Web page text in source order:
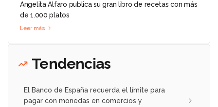
Angelita Alfaro publica su gran libro de recetas con más
de 1.000 platos
Leer más
Tendencias
El Banco de España recuerda el límite para
pagar con monedas en comercios y